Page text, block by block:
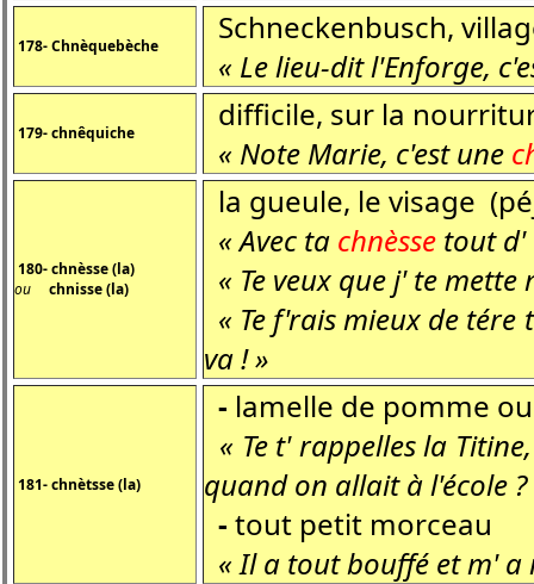
178- Chnèquebèche
Schneckenbusch,
« Le lieu-dit l'Enforge,
179- chnêquiche
difficile, sur la
« Note Marie, c'est une
180- chnèsse (la)
ou chnisse (la)
la gueule, le visage
« Avec ta chnèsse tout d'
« Te veux que j' te
« Te f'rais mieux de
va ! »
181- chnètsse (la)
- lamelle de pomme
« Te t' rappelles la
quand on allait à l'école ?
- tout petit morceau
« Il a tout bouffé et m' a